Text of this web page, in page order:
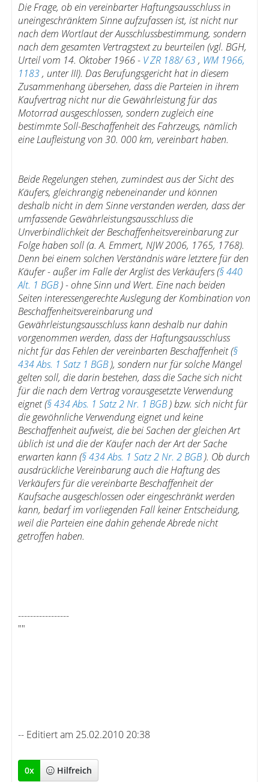
Die Frage, ob ein vereinbarter Haftungsausschluss in
uneingeschränktem Sinne aufzufassen ist, ist nicht nur
nach dem Wortlaut der Ausschlussbestimmung, sondern
nach dem gesamten Vertragstext zu beurteilen (vgl. BGH,
Urteil vom 14. Oktober 1966 - V ZR 188/ 63, WM 1966,
1183, unter III). Das Berufungsgericht hat in diesem
Zusammenhang übersehen, dass die Parteien in ihrem
Kaufvertrag nicht nur die Gewährleistung für das
Motorrad ausgeschlossen, sondern zugleich eine
bestimmte Soll-Beschaffenheit des Fahrzeugs, nämlich
eine Laufleistung von 30. 000 km, vereinbart haben.
Beide Regelungen stehen, zumindest aus der Sicht des
Käufers, gleichrangig nebeneinander und können
deshalb nicht in dem Sinne verstanden werden, dass der
umfassende Gewährleistungsausschluss die
Unverbindlichkeit der Beschaffenheitsvereinbarung zur
Folge haben soll (a. A. Emmert, NJW 2006, 1765, 1768).
Denn bei einem solchen Verständnis wäre letztere für den
Käufer - außer im Falle der Arglist des Verkäufers (§ 440
Alt. 1 BGB) - ohne Sinn und Wert. Eine nach beiden
Seiten interessengerechte Auslegung der Kombination von
Beschaffenheitsvereinbarung und
Gewährleistungsausschluss kann deshalb nur dahin
vorgenommen werden, dass der Haftungsausschluss
nicht für das Fehlen der vereinbarten Beschaffenheit (§
434 Abs. 1 Satz 1 BGB), sondern nur für solche Mängel
gelten soll, die darin bestehen, dass die Sache sich nicht
für die nach dem Vertrag vorausgesetzte Verwendung
eignet (§ 434 Abs. 1 Satz 2 Nr. 1 BGB) bzw. sich nicht für
die gewöhnliche Verwendung eignet und keine
Beschaffenheit aufweist, die bei Sachen der gleichen Art
üblich ist und die der Käufer nach der Art der Sache
erwarten kann (§ 434 Abs. 1 Satz 2 Nr. 2 BGB). Ob durch
ausdrückliche Vereinbarung auch die Haftung des
Verkäufers für die vereinbarte Beschaffenheit der
Kaufsache ausgeschlossen oder eingeschränkt werden
kann, bedarf im vorliegenden Fall keiner Entscheidung,
weil die Parteien eine dahin gehende Abrede nicht
getroffen haben.
-----------------
""
-- Editiert am 25.02.2010 20:38
0x Hilfreich